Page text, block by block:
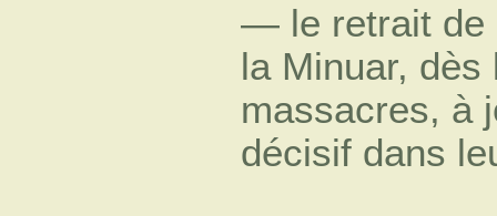
— le retrait de
la Minuar,
massacres, à
décisif dans